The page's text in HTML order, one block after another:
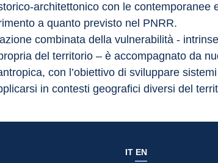
architettonico con le contemporanee
a quanto previsto nel PNRR.
combinata della vulnerabilità -
del territorio – è accompagnato da
con l’obiettivo di sviluppare
in contesti geografici diversi del
IT EN